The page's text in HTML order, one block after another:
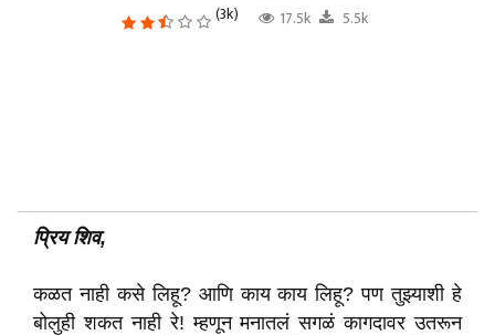
(3k) 17.5k 5.5k
प्रिय शिव,
कळत नाही कसे लिहू? आणि काय काय लिहू? पण तुझ्याशी हे
बोलुही शकत नाही रे! म्हणून मनातलं सगळं कागदावर उतरून